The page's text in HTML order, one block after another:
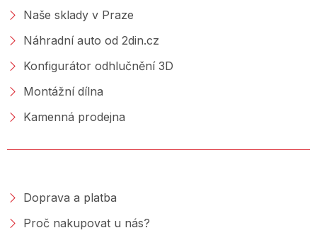
Naše sklady v Praze
Náhradní auto od 2din.cz
Konfigurátor odhlučnění 3D
Montážní dílna
Kamenná prodejna
Doprava a platba
Proč nakupovat u nás?